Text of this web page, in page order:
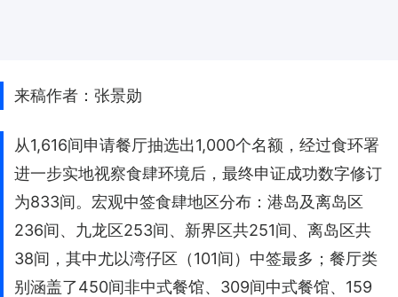
来稿作者：张景勋
从1,616间申请餐厅抽选出1,000个名额，经过食环署
进一步实地视察食肆环境后，最终申证成功数字修订
为833间。宏观中签食肆地区分布：港岛及离岛区
236间、九龙区253间、新界区共251间、离岛区共
38间，其中尤以湾仔区（101间）中签最多；餐厅类
别涵盖了450间非中式餐馆、309间中式餐馆、159